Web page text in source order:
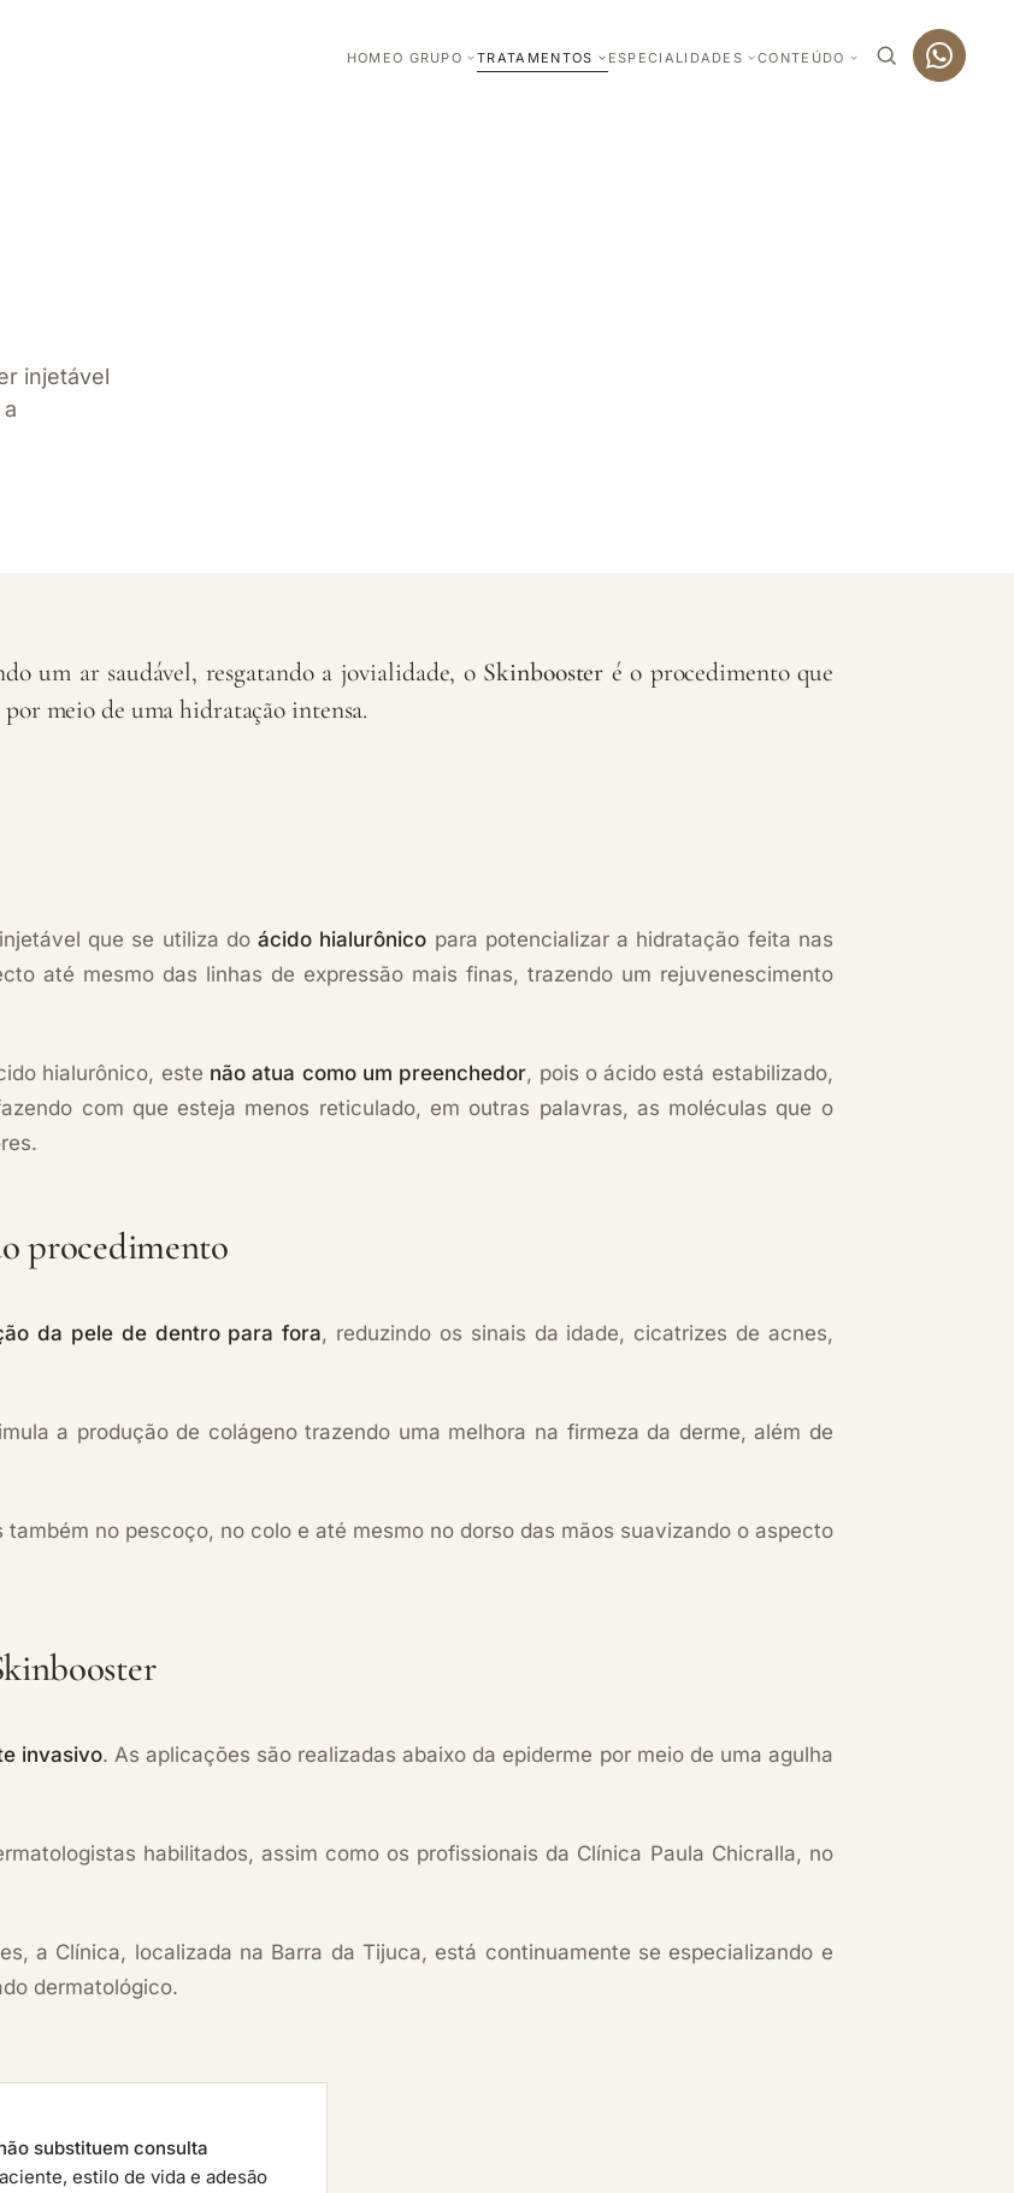
HOMEO GRUPO TRATAMENTOS ESPECIALIDADES CONTEÚDO
injetável
um ar saudável, resgatando a jovialidade, o Skinbooster é o procedimento que
meio de uma hidratação intensa.
que se utiliza do ácido hialurônico para potencializar a hidratação feita nas
até mesmo das linhas de expressão mais finas, trazendo um rejuvenescimento
hialurônico, este não atua como um preenchedor, pois o ácido está estabilizado,
com que esteja menos reticulado, em outras palavras, as moléculas que o
procedimento
da pele de dentro para fora, reduzindo os sinais da idade, cicatrizes de acnes,
a produção de colágeno trazendo uma melhora na firmeza da derme, além de
no pescoço, no colo e até mesmo no dorso das mãos suavizando o aspecto
invasivo. As aplicações são realizadas abaixo da epiderme por meio de uma agulha
habilitados, assim como os profissionais da Clínica Paula Chicralla, no
a Clínica, localizada na Barra da Tijuca, está continuamente se especializando e
dermatológico.
substituem consulta
estilo de vida e adesão